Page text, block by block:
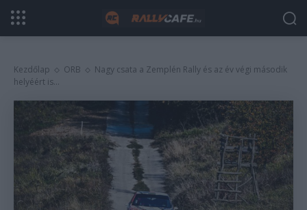
Kezdőlap ORB
Nagy csata a Zemplén Rally és az év végi második
helyéért is...